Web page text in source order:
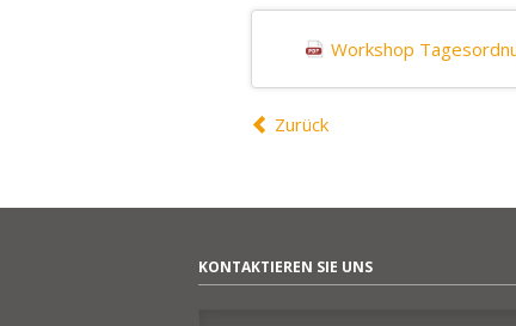
Workshop
Zurück
KONTAKTIEREN SIE UNS